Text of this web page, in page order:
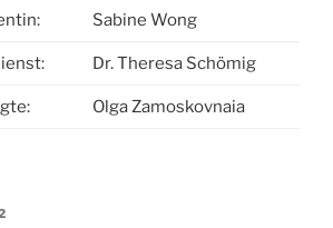
Sabine Wong
Dr. Theresa Schömig
Olga Zamoskovnaia